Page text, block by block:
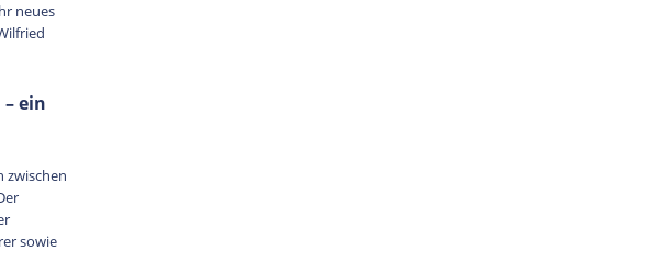
neues
ein
zwischen
sowie